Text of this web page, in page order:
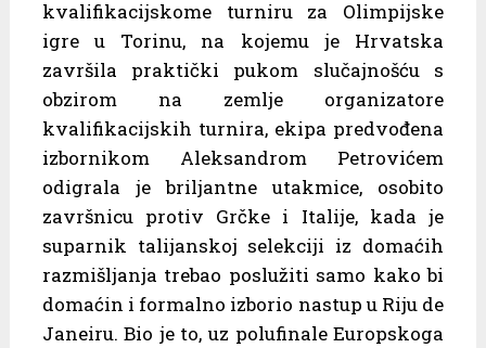
kvalifikacijskome turniru za Olimpijske
igre u Torinu, na kojemu je Hrvatska
završila praktički pukom slučajnošću s
obzirom na zemlje organizatore
kvalifikacijskih turnira, ekipa predvođena
izbornikom Aleksandrom Petrovićem
odigrala je briljantne utakmice, osobito
završnicu protiv Grčke i Italije, kada je
suparnik talijanskoj selekciji iz domaćih
razmišljanja trebao poslužiti samo kako bi
domaćin i formalno izborio nastup u Riju de
Janeiru. Bio je to, uz polufinale Europskoga